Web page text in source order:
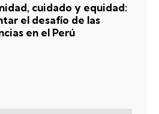
cuidado y equidad:
el desafío de las
en el Perú